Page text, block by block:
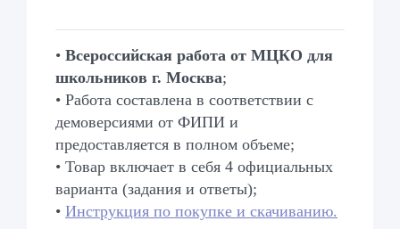
• Всероссийская работа от МЦКО для
школьников г. Москва;
• Работа составлена в соответствии с
демоверсиями от ФИПИ и
предоставляется в полном объеме;
• Товар включает в себя 4 официальных
варианта (задания и ответы);
• Инструкция по покупке и скачиванию.